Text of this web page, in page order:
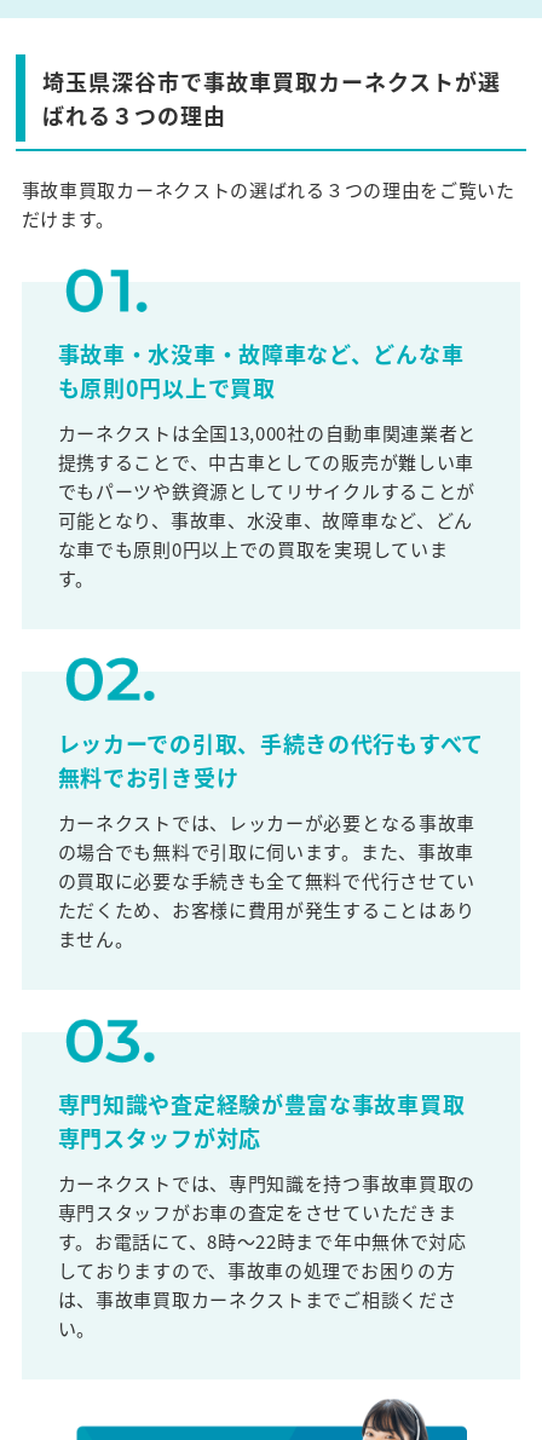
埼玉県深谷市で事故車買取カーネクストが選
ばれる３つの理由
事故車買取カーネクストの選ばれる３つの理由をご覧いた
だけます。
事故車・水没車・故障車など、どんな車
も原則0円以上で買取
カーネクストは全国13,000社の自動車関連業者と
提携することで、中古車としての販売が難しい車
でもパーツや鉄資源としてリサイクルすることが
可能となり、事故車、水没車、故障車など、どん
な車でも原則0円以上での買取を実現していま
す。
レッカーでの引取、手続きの代行もすべて
無料でお引き受け
カーネクストでは、レッカーが必要となる事故車
の場合でも無料で引取に伺います。また、事故車
の買取に必要な手続きも全て無料で代行させてい
ただくため、お客様に費用が発生することはあり
ません。
専門知識や査定経験が豊富な事故車買取
専門スタッフが対応
カーネクストでは、専門知識を持つ事故車買取の
専門スタッフがお車の査定をさせていただきま
す。お電話にて、8時～22時まで年中無休で対応
しておりますので、事故車の処理でお困りの方
は、事故車買取カーネクストまでご相談くださ
い。